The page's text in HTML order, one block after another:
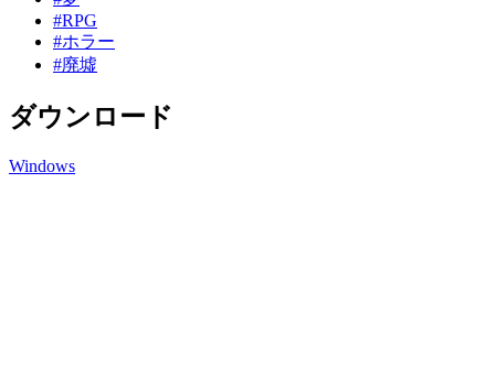
#RPG
#ホラー
#廃墟
ダウンロード
Windows